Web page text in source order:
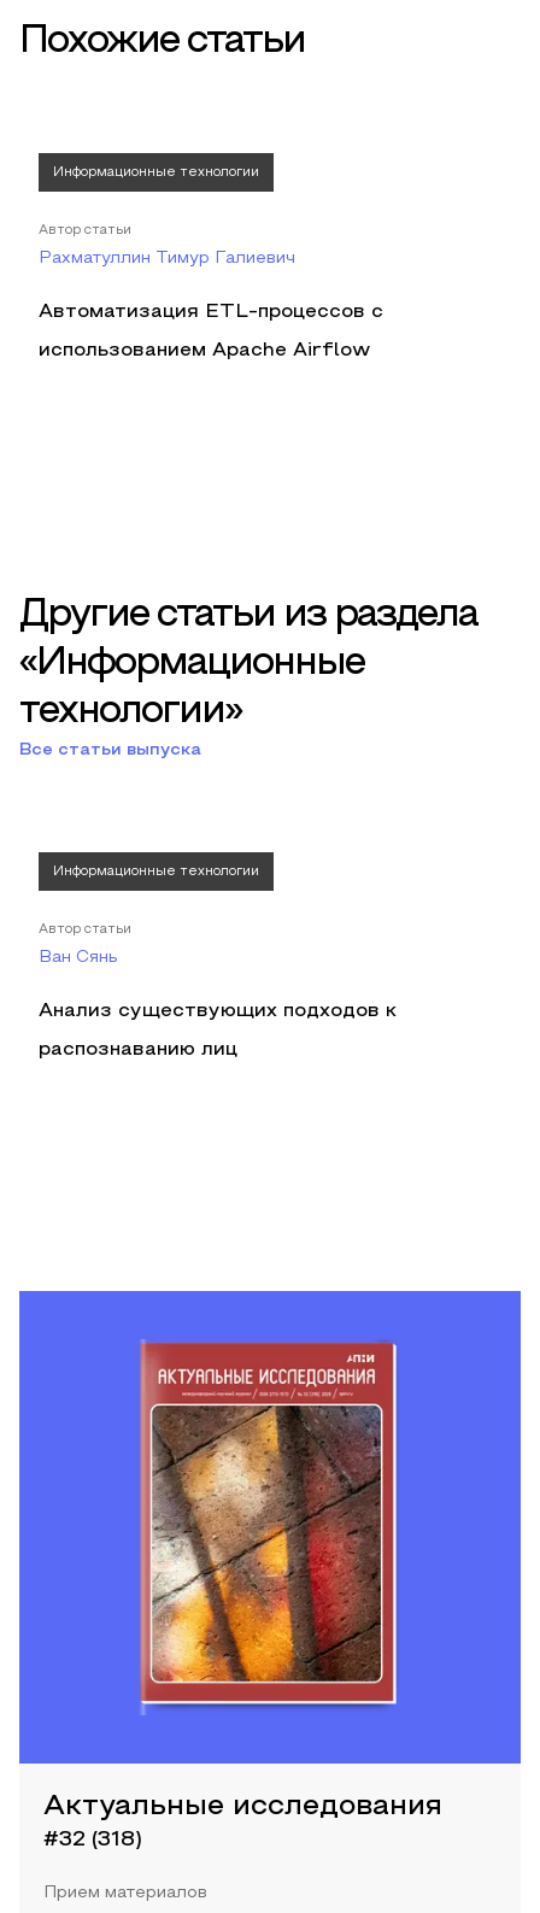
Похожие статьи
Информационные технологии
Автор статьи
Рахматуллин Тимур Галиевич
Автоматизация ETL-процессов с
использованием Apache Airflow
Другие статьи из раздела
«Информационные
технологии»
Все статьи выпуска
Информационные технологии
Автор статьи
Ван Сянь
Анализ существующих подходов к
распознаванию лиц
Актуальные исследования
#32 (318)
Прием материалов